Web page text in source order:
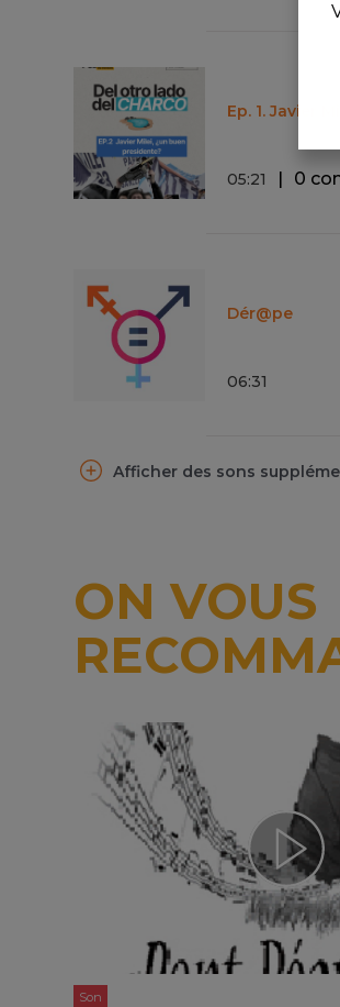
Ep. 1. Javier
05:21 0
Dér@pe
06:31
Afficher des sons
ON VOUS
Son